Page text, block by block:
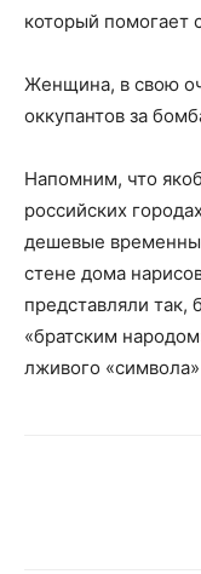
который помогает
Женщина, в свою
оккупантов за
Напомним, что
российских
дешевые
стене дома
представляли так,
«братским
лживого